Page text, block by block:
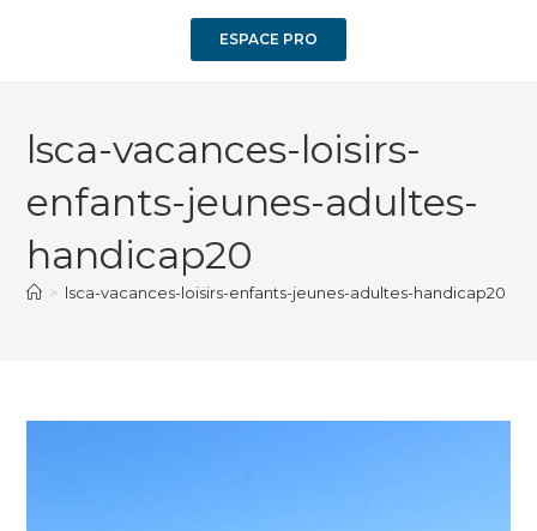
ESPACE PRO
lsca-vacances-loisirs-
enfants-jeunes-adultes-
handicap20
> lsca-vacances-loisirs-enfants-jeunes-adultes-handicap20